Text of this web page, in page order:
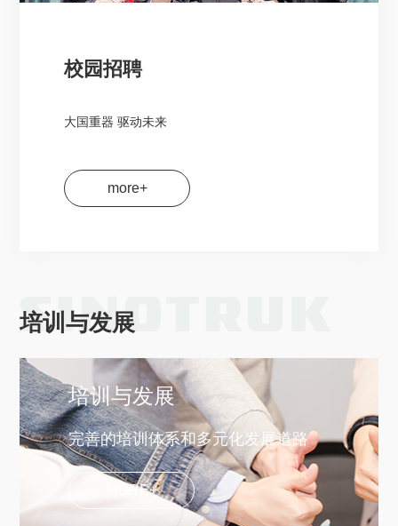
校园招聘
大国重器 驱动未来
more+
培训与发展
培训与发展
完善的培训体系和多元化发展道路
MORE+